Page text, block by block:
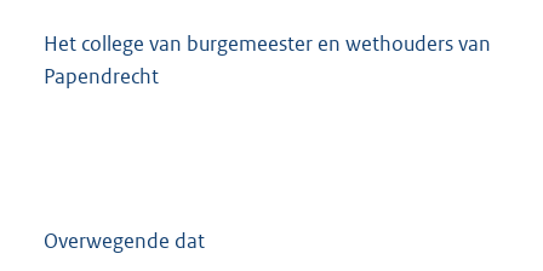
t
Het college van burgemeester en wethouders van
Papendrecht
Overwegende dat